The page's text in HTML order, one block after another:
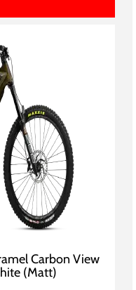
Carbon View
(Matt)